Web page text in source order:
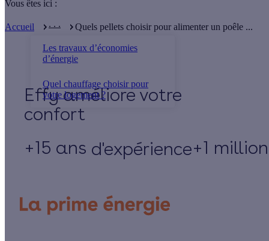
Vous êtes ici :
Accueil . . .
Les travaux d’économies
d’énergie
Quel chauffage choisir pour
votre logement ?
Quels pellets choisir pour alimenter un poêle ...
Effy
+15 ans d'expérience+1